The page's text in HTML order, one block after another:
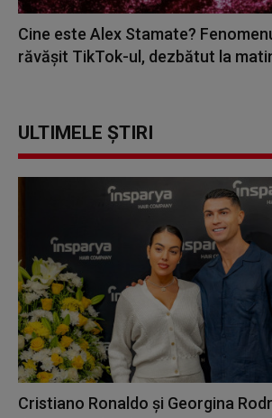
Cine este Alex Stamate?
răvășit TikTok-ul, dezbătut la
ULTIMELE ȘTIRI
Cristiano Ronaldo și Georgina